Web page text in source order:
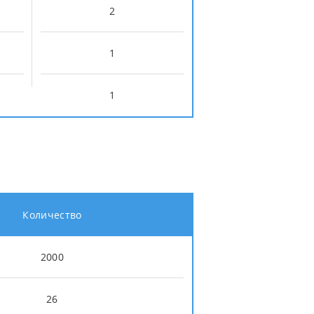
2
1
1
Количество
2000
26